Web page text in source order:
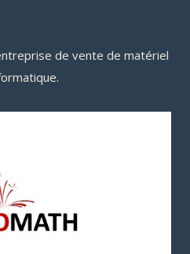
de vente de matériel